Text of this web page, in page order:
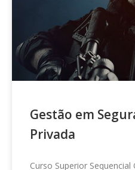
Gestão em
Privada
Curso Superior